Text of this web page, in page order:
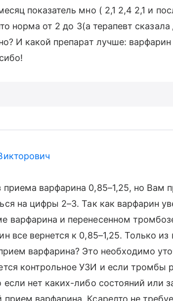
показатель мно ( 2,1 2,4 2,1 и
норма от 2 до 3(а терапевт
И какой препарат лучше:
варфарина 0,85–1,25, но Вам
на цифры 2–3. Так как варфарин
и перенесенном
все вернется к 0,85–1,25. Только
варфарина? Это необходимо
контрольное УЗИ и если тромбы
нет каких-либо состояний или
варфарина. Ксарелто не